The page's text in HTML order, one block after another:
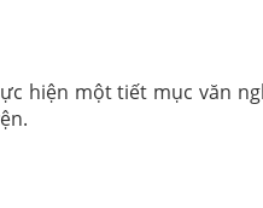
hiện một tiết mục văn